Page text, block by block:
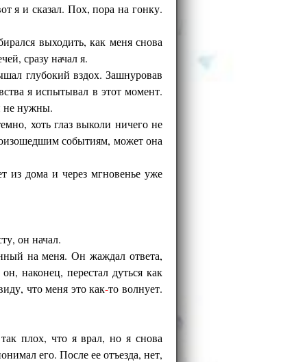
я и сказал. Пох, пора на гонку.
выходить, как меня снова
сразу начал я.
глубокий вздох. Зашнуровав
я испытывал в этот момент.
не нужны.
хоть глаз выколи ничего не
событиям, может она
из дома и через мгновенье уже
он начал.
на меня. Он жаждал ответа,
наконец, перестал дуться как
что меня это как-то волнует.
плох, что я врал, но я снова
его. После ее отъезда, нет,